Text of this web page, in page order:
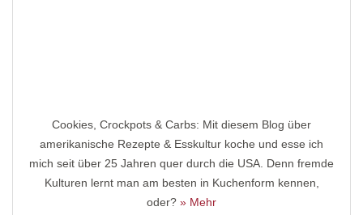
Cookies, Crockpots & Carbs: Mit diesem Blog über
amerikanische Rezepte & Esskultur koche und esse ich
mich seit über 25 Jahren quer durch die USA. Denn fremde
Kulturen lernt man am besten in Kuchenform kennen,
oder? » Mehr